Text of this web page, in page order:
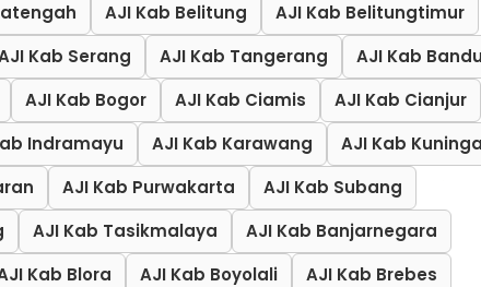
AJI Kab Belitung
AJI Kab Belitungtimur
Kab Serang AJI Kab Tangerang
AJI Kab
AJI Kab Bogor AJI Kab Ciamis
AJI Kab Cianjur
Indramayu AJI Kab Karawang
AJI Kab
AJI Kab Purwakarta
AJI Kab Subang
AJI Kab Tasikmalaya
AJI Kab Banjarnegara
Kab Blora AJI Kab Boyolali
AJI Kab Brebes